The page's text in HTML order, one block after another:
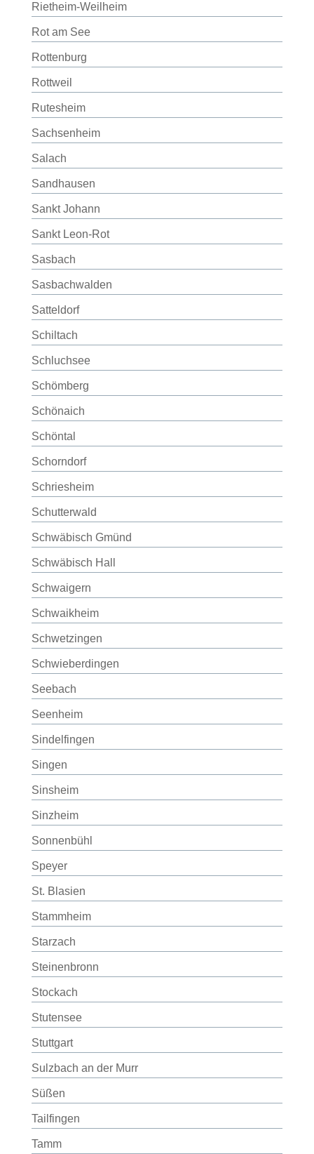
Rietheim-Weilheim
Rot am See
Rottenburg
Rottweil
Rutesheim
Sachsenheim
Salach
Sandhausen
Sankt Johann
Sankt Leon-Rot
Sasbach
Sasbachwalden
Satteldorf
Schiltach
Schluchsee
Schömberg
Schönaich
Schöntal
Schorndorf
Schriesheim
Schutterwald
Schwäbisch Gmünd
Schwäbisch Hall
Schwaigern
Schwaikheim
Schwetzingen
Schwieberdingen
Seebach
Seenheim
Sindelfingen
Singen
Sinsheim
Sinzheim
Sonnenbühl
Speyer
St. Blasien
Stammheim
Starzach
Steinenbronn
Stockach
Stutensee
Stuttgart
Sulzbach an der Murr
Süßen
Tailfingen
Tamm